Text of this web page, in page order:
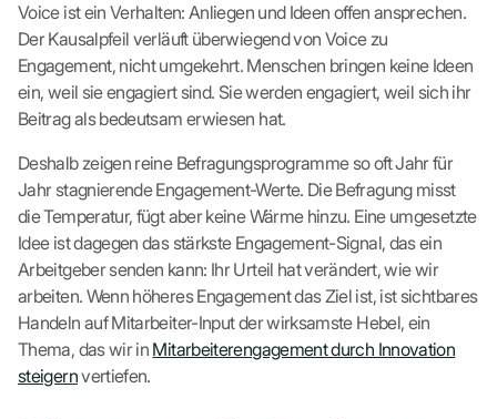
Voice ist ein Verhalten: Anliegen und Ideen offen ansprechen.
Der Kausalpfeil verläuft überwiegend von Voice zu
Engagement, nicht umgekehrt. Menschen bringen keine Ideen
ein, weil sie engagiert sind. Sie werden engagiert, weil sich ihr
Beitrag als bedeutsam erwiesen hat.
Deshalb zeigen reine Befragungsprogramme so oft Jahr für
Jahr stagnierende Engagement-Werte. Die Befragung misst
die Temperatur, fügt aber keine Wärme hinzu. Eine umgesetzte
Idee ist dagegen das stärkste Engagement-Signal, das ein
Arbeitgeber senden kann: Ihr Urteil hat verändert, wie wir
arbeiten. Wenn höheres Engagement das Ziel ist, ist sichtbares
Handeln auf Mitarbeiter-Input der wirksamste Hebel, ein
Thema, das wir in Mitarbeiterengagement durch Innovation
steigernvertiefen.